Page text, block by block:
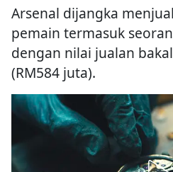
Arsenal dijangka
pemain termasuk
dengan nilai jualan
(RM584 juta).